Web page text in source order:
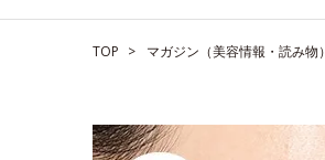
TOP マガジン（美容情報・読み物）